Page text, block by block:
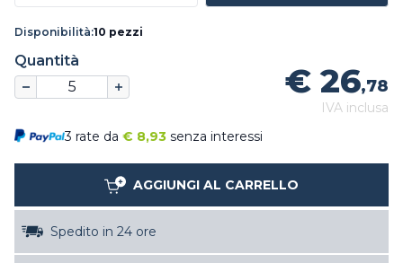
Disponibilità:10 pezzi
Quantità
€ 26,78
IVA inclusa
3 rate da € 8,93 senza interessi
AGGIUNGI AL CARRELLO
Spedito in 24 ore